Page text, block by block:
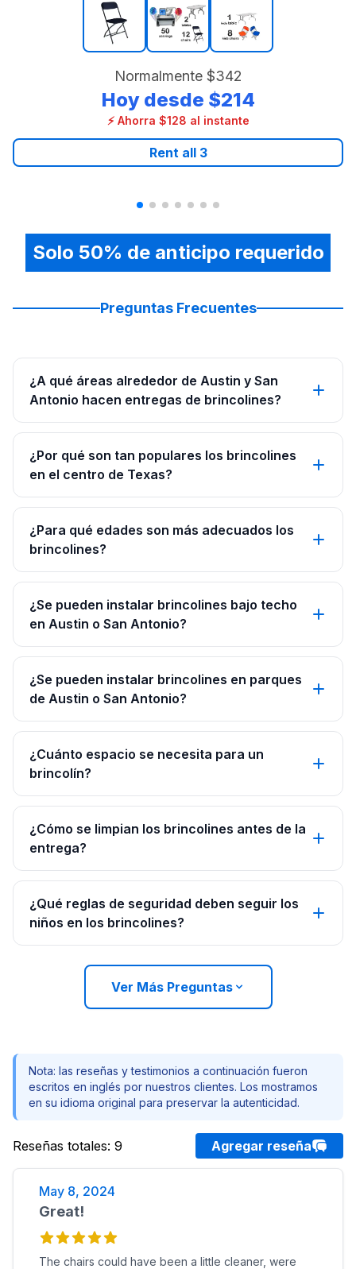
Normalmente $342
Hoy desde $214
⚡ Ahorra $128 al instante
Rent all 3
Solo 50% de anticipo requerido
Preguntas Frecuentes
¿A qué áreas alrededor de Austin y San
Antonio hacen entregas de brincolines?
¿Por qué son tan populares los brincolines
en el centro de Texas?
¿Para qué edades son más adecuados los
brincolines?
¿Se pueden instalar brincolines bajo techo
en Austin o San Antonio?
¿Se pueden instalar brincolines en parques
de Austin o San Antonio?
¿Cuánto espacio se necesita para un
brincolín?
¿Cómo se limpian los brincolines antes de la
entrega?
¿Qué reglas de seguridad deben seguir los
niños en los brincolines?
Ver Más Preguntas
Nota: las reseñas y testimonios a continuación fueron
escritos en inglés por nuestros clientes. Los mostramos
en su idioma original para preservar la autenticidad.
Reseñas totales: 9 Agregar reseña
May 8, 2024
Great!
The chairs could have been a little cleaner, were